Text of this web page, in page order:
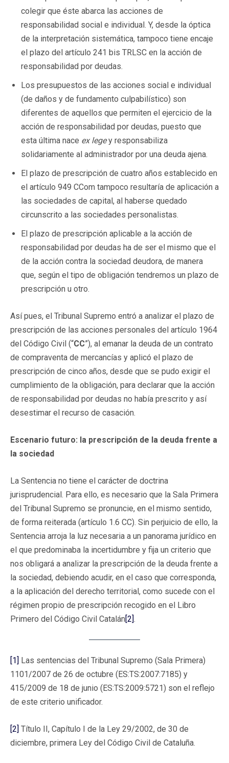
colegir que éste abarca las acciones de
responsabilidad social e individual. Y, desde la óptica
de la interpretación sistemática, tampoco tiene encaje
el plazo del artículo 241 bis TRLSC en la acción de
responsabilidad por deudas.
Los presupuestos de las acciones social e individual
(de daños y de fundamento culpabilístico) son
diferentes de aquellos que permiten el ejercicio de la
acción de responsabilidad por deudas, puesto que
esta última nace ex legey responsabiliza
solidariamente al administrador por una deuda ajena.
El plazo de prescripción de cuatro años establecido en
el artículo 949 CCom tampoco resultaría de aplicación a
las sociedades de capital, al haberse quedado
circunscrito a las sociedades personalistas.
El plazo de prescripción aplicable a la acción de
responsabilidad por deudas ha de ser el mismo que el
de la acción contra la sociedad deudora, de manera
que, según el tipo de obligación tendremos un plazo de
prescripción u otro.
Así pues, el Tribunal Supremo entró a analizar el plazo de
prescripción de las acciones personales del artículo 1964
del Código Civil (“CC”), al emanar la deuda de un contrato
de compraventa de mercancías y aplicó el plazo de
prescripción de cinco años, desde que se pudo exigir el
cumplimiento de la obligación, para declarar que la acción
de responsabilidad por deudas no había prescrito y así
desestimar el recurso de casación.
Escenario futuro: la prescripción de la deuda frente a
la sociedad
La Sentencia no tiene el carácter de doctrina
jurisprudencial. Para ello, es necesario que la Sala Primera
del Tribunal Supremo se pronuncie, en el mismo sentido,
de forma reiterada (artículo 1.6 CC). Sin perjuicio de ello, la
Sentencia arroja la luz necesaria a un panorama jurídico en
el que predominaba la incertidumbre y fija un criterio que
nos obligará a analizar la prescripción de la deuda frente a
la sociedad, debiendo acudir, en el caso que corresponda,
a la aplicación del derecho territorial, como sucede con el
régimen propio de prescripción recogido en el Libro
Primero del Código Civil Catalán[2].
[1]
Las sentencias del Tribunal Supremo (Sala Primera)
1101/2007 de 26 de octubre (ES:TS:2007:7185) y
415/2009 de 18 de junio (ES:TS:2009:5721) son el reflejo
de este criterio unificador.
[2] Título II, Capítulo I de la Ley 29/2002, de 30 de
diciembre, primera Ley del Código Civil de Cataluña.